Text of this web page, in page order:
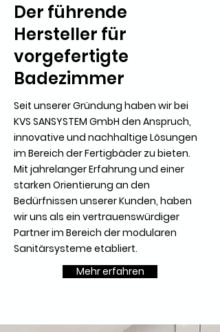
Der führende
Hersteller für
vorgefertigte
Badezimmer
Seit unserer Gründung haben wir bei
KVS SANSYSTEM GmbH den Anspruch,
innovative und nachhaltige Lösungen
im Bereich der Fertigbäder zu bieten.
Mit jahrelanger Erfahrung und einer
starken Orientierung an den
Bedürfnissen unserer Kunden, haben
wir uns als ein vertrauenswürdiger
Partner im Bereich der modularen
Sanitärsysteme etabliert.
Mehr erfahren